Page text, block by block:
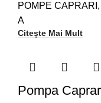
POMPE CAPRARI ,
A
Citește Mai Mult
Pompa